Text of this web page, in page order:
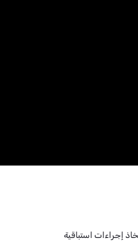
إجراءات استباقية